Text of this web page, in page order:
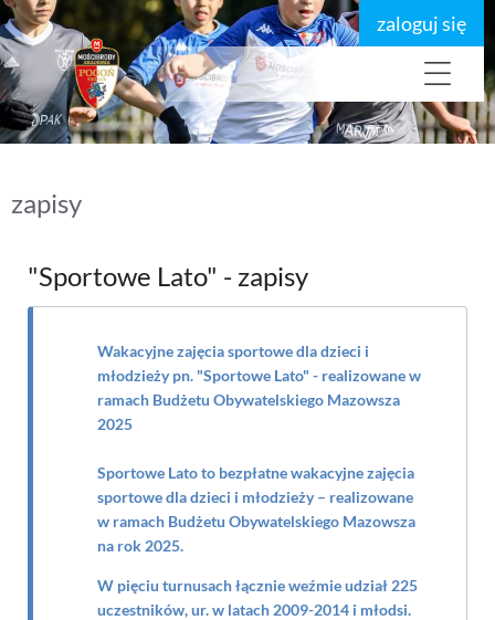
zaloguj się
zapisy